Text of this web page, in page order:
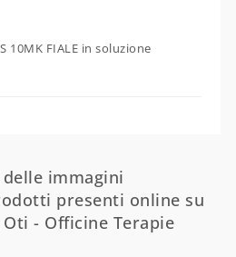
10MK FIALE in soluzione
immagini
presenti online su
- Officine Terapie